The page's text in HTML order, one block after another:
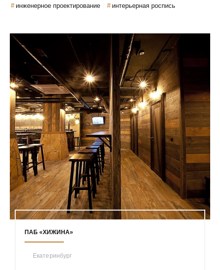
инженерное проектирование
интерьерная роспись
ПАБ «ХИЖИНА»
Екатеринбург